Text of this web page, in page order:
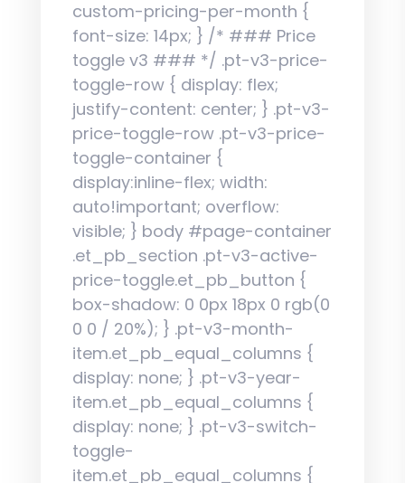
custom-pricing-per-month {
font-size: 14px; } /* ### Price
toggle v3 ### */ .pt-v3-price-
toggle-row { display: flex;
justify-content: center; } .pt-v3-
price-toggle-row .pt-v3-price-
toggle-container {
display:inline-flex; width:
auto!important; overflow:
visible; } body #page-container
.et_pb_section .pt-v3-active-
price-toggle.et_pb_button {
box-shadow: 0 0px 18px 0 rgb(0
0 0 / 20%); } .pt-v3-month-
item.et_pb_equal_columns {
display: none; } .pt-v3-year-
item.et_pb_equal_columns {
display: none; } .pt-v3-switch-
toggle-
item.et_pb_equal_columns {